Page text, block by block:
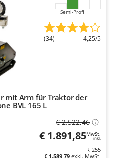
Semi-Profi
(34) 4,25/5
mit Arm für Traktor der
BVL 165 L
€ 2.522,46
€ 1.891,85MwSt.
inkl.
R-255
€ 1.589,79 exkl. MwSt.